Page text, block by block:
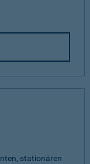
stationären